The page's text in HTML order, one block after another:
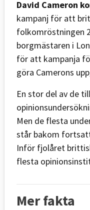
David Cameron
kampanj för att
folkomröstningen
borgmästaren i
för att kampanja
göra Camerons
En stor del av de
Men de flesta
står bakom
Inför fjolåret
flesta
Mer fakta